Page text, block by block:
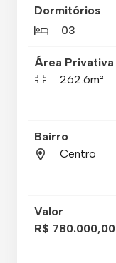
Dormitórios
03
Área Privativa
262.6m²
Bairro
Centro
Valor
R$ 780.000,00